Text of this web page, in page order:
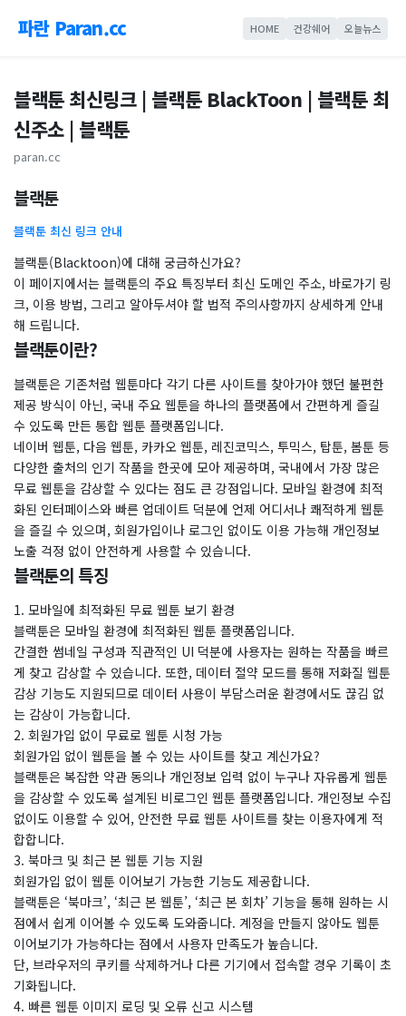
파란 Paran.cc HOME 건강쉐어 오늘뉴스
블랙툰 최신링크 | 블랙툰 BlackToon | 블랙툰 최
신주소 | 블랙툰
paran.cc
​블랙툰
블랙툰 최신 링크 안내
블랙툰(Blacktoon)에 대해 궁금하신가요?
이 페이지에서는 블랙툰의 주요 특징부터 최신 도메인 주소, 바로가기 링
크, 이용 방법, 그리고 알아두셔야 할 법적 주의사항까지 상세하게 안내
해 드립니다.
블랙툰이란?
블랙툰은 기존처럼 웹툰마다 각기 다른 사이트를 찾아가야 했던 불편한
제공 방식이 아닌, 국내 주요 웹툰을 하나의 플랫폼에서 간편하게 즐길
수 있도록 만든 통합 웹툰 플랫폼입니다.
네이버 웹툰, 다음 웹툰, 카카오 웹툰, 레진코믹스, 투믹스, 탑툰, 봄툰 등
다양한 출처의 인기 작품을 한곳에 모아 제공하며, 국내에서 가장 많은
무료 웹툰을 감상할 수 있다는 점도 큰 강점입니다. 모바일 환경에 최적
화된 인터페이스와 빠른 업데이트 덕분에 언제 어디서나 쾌적하게 웹툰
을 즐길 수 있으며, 회원가입이나 로그인 없이도 이용 가능해 개인정보
노출 걱정 없이 안전하게 사용할 수 있습니다.
블랙툰의 특징
1. 모바일에 최적화된 무료 웹툰 보기 환경
블랙툰은 모바일 환경에 최적화된 웹툰 플랫폼입니다.
간결한 썸네일 구성과 직관적인 UI 덕분에 사용자는 원하는 작품을 빠르
게 찾고 감상할 수 있습니다. 또한, 데이터 절약 모드를 통해 저화질 웹툰
감상 기능도 지원되므로 데이터 사용이 부담스러운 환경에서도 끊김 없
는 감상이 가능합니다.
2. 회원가입 없이 무료로 웹툰 시청 가능
회원가입 없이 웹툰을 볼 수 있는 사이트를 찾고 계신가요?
블랙툰은 복잡한 약관 동의나 개인정보 입력 없이 누구나 자유롭게 웹툰
을 감상할 수 있도록 설계된 비로그인 웹툰 플랫폼입니다. 개인정보 수집
없이도 이용할 수 있어, 안전한 무료 웹툰 사이트를 찾는 이용자에게 적
합합니다.
3. 북마크 및 최근 본 웹툰 기능 지원
회원가입 없이 웹툰 이어보기 가능한 기능도 제공합니다.
블랙툰은 ‘북마크’, ‘최근 본 웹툰’, ‘최근 본 회차’ 기능을 통해 원하는 시
점에서 쉽게 이어볼 수 있도록 도와줍니다. 계정을 만들지 않아도 웹툰
이어보기가 가능하다는 점에서 사용자 만족도가 높습니다.
단, 브라우저의 쿠키를 삭제하거나 다른 기기에서 접속할 경우 기록이 초
기화됩니다.
4. 빠른 웹툰 이미지 로딩 및 오류 신고 시스템